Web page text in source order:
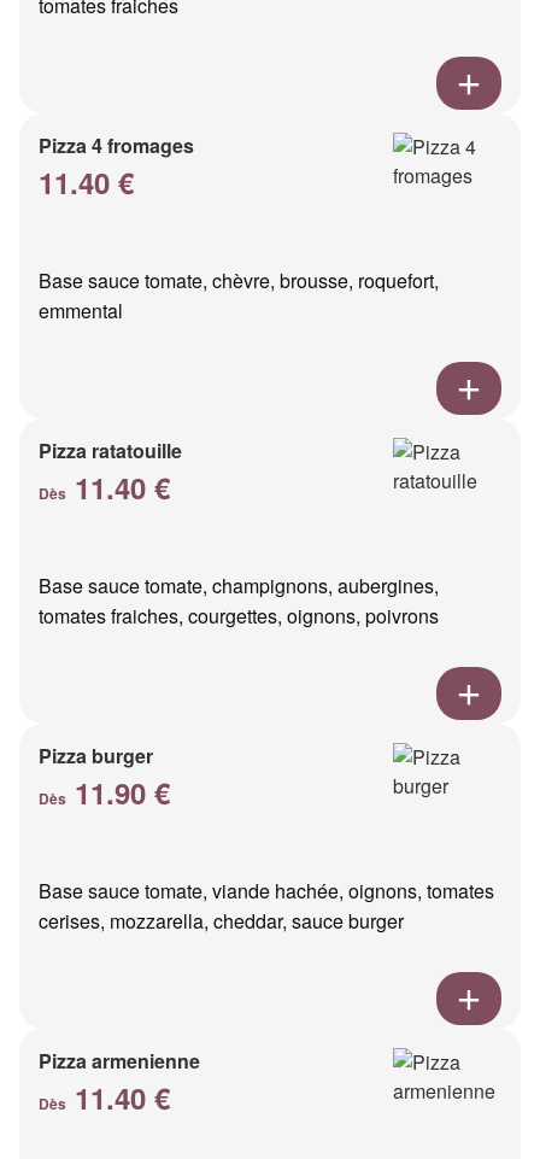
tomates fraiches
Pizza 4 fromages
11.40 €
Base sauce tomate, chèvre, brousse, roquefort,
emmental
Pizza ratatouille
Dès 11.40 €
Base sauce tomate, champignons, aubergines,
tomates fraiches, courgettes, oignons, poivrons
Pizza burger
Dès 11.90 €
Base sauce tomate, viande hachée, oignons, tomates
cerises, mozzarella, cheddar, sauce burger
Pizza armenienne
Dès 11.40 €